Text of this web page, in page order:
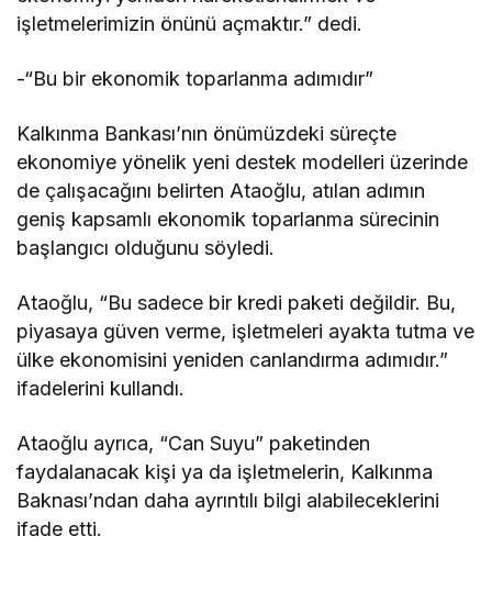
işletmelerimizin önünü açmaktır.” dedi.
-“Bu bir ekonomik toparlanma adımıdır”
Kalkınma Bankası’nın önümüzdeki süreçte
ekonomiye yönelik yeni destek modelleri üzerinde
de çalışacağını belirten Ataoğlu, atılan adımın
geniş kapsamlı ekonomik toparlanma sürecinin
başlangıcı olduğunu söyledi.
Ataoğlu, “Bu sadece bir kredi paketi değildir. Bu,
piyasaya güven verme, işletmeleri ayakta tutma ve
ülke ekonomisini yeniden canlandırma adımıdır.”
ifadelerini kullandı.
Ataoğlu ayrıca, “Can Suyu” paketinden
faydalanacak kişi ya da işletmelerin, Kalkınma
Baknası’ndan daha ayrıntılı bilgi alabileceklerini
ifade etti.